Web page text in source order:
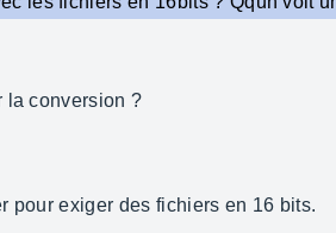
la conversion ?
pour exiger des fichiers en 16 bits.